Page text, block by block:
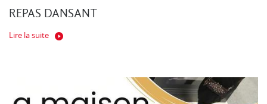
REPAS DANSANT
Lire la suite